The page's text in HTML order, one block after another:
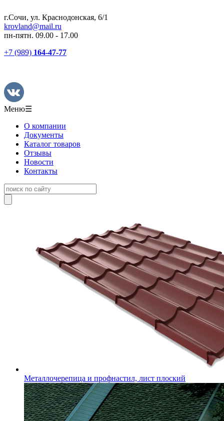
г.Сочи, ул. Краснодонская, 6/1
krovland@mail.ru
пн-пятн. 09.00 - 17.00
+7 (989) 164-47-77
Меню☰
О компании
Документы
Каталог товаров
Отзывы
Новости
Контакты
Металлочерепица и профнастил, лист плоский